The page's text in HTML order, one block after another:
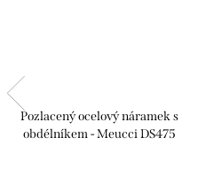
Pozlacený ocelový náramek s
obdélníkem - Meucci DS475